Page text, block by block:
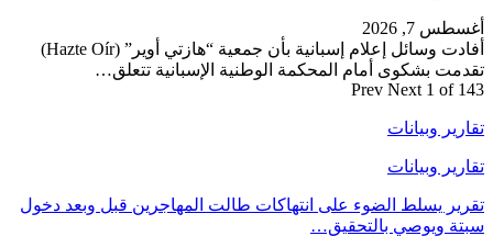
أغسطس 7, 2026
أفادت وسائل إعلام إسبانية بأن جمعية “هازتي أوير” (Hazte Oír)
تقدمت بشكوى أمام المحكمة الوطنية الإسبانية تتعلق…
Prev Next 1 of 143
تقارير وبيانات
تقارير وبيانات
تقرير يسلط الضوء على انتهاكات طالت المهاجرين قبل وبعد دخول
سبتة ويوصي بالتحقيق…